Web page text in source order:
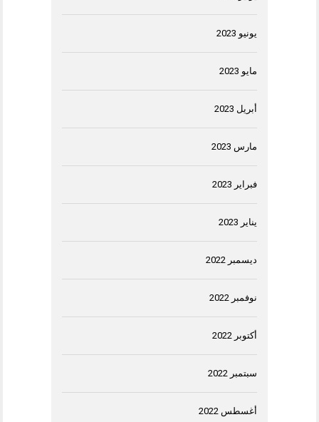
يونيو 2023
مايو 2023
أبريل 2023
مارس 2023
فبراير 2023
يناير 2023
ديسمبر 2022
نوفمبر 2022
أكتوبر 2022
سبتمبر 2022
أغسطس 2022